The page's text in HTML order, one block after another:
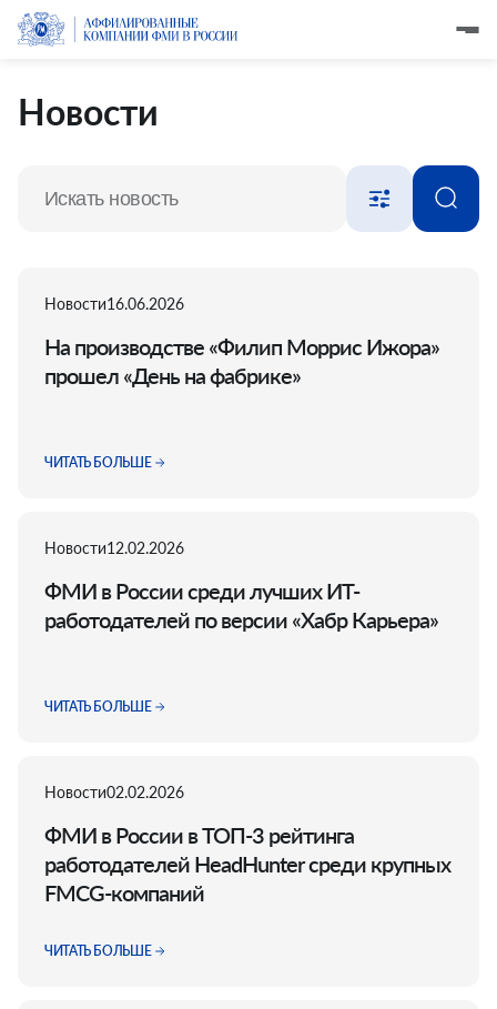
Новости
Новости16.06.2026
На производстве «Филип Моррис Ижора»
прошел «День на фабрике»
ЧИТАТЬ БОЛЬШЕ
Новости12.02.2026
ФМИ в России среди лучших ИТ-
работодателей по версии «Хабр Карьера»
ЧИТАТЬ БОЛЬШЕ
Новости02.02.2026
ФМИ в России в ТОП-3 рейтинга
работодателей HeadHunter среди крупных
FMCG-компаний
ЧИТАТЬ БОЛЬШЕ